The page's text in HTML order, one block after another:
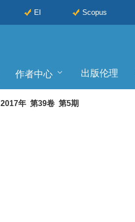
EI Scopus
作者中心 出版伦理
2017年 第39卷 第5期